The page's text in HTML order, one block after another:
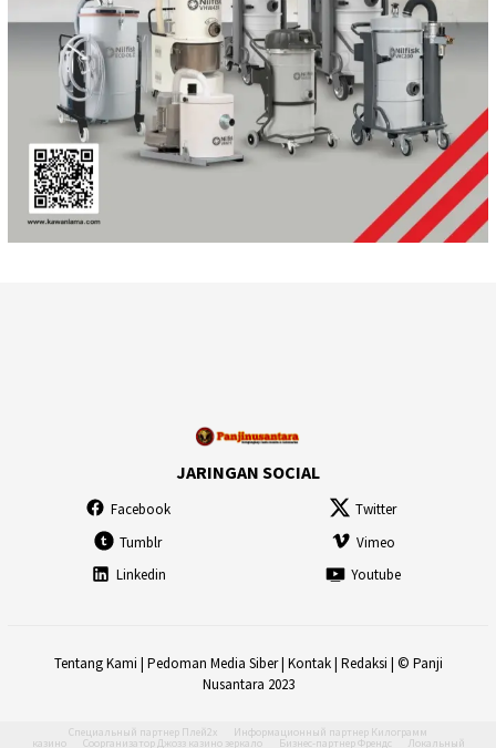
JARINGAN SOCIAL
Facebook
Twitter
Tumblr
Vimeo
Linkedin
Youtube
Tentang Kami | Pedoman Media Siber| Kontak| Redaksi | © Panji
Nusantara 2023
Специальный партнер Плей2х Информационный партнер Килограмм
казино СоорганизаторДжозз казино зеркало Бизнес-партнерФрендс Локальный